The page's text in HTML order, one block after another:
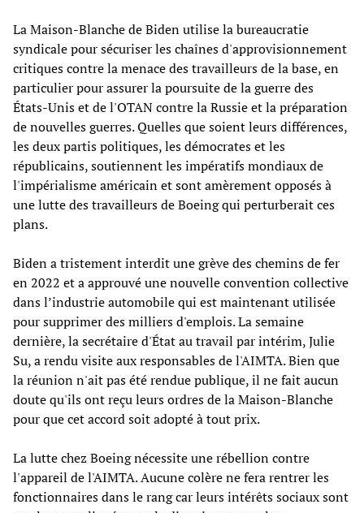
La Maison-Blanche de Biden utilise la bureaucratie
syndicale pour sécuriser les chaînes d'approvisionnement
critiques contre la menace des travailleurs de la base, en
particulier pour assurer la poursuite de la guerre des
États-Unis et de l'OTAN contre la Russie et la préparation
de nouvelles guerres. Quelles que soient leurs différences,
les deux partis politiques, les démocrates et les
républicains, soutiennent les impératifs mondiaux de
l'impérialisme américain et sont amèrement opposés à
une lutte des travailleurs de Boeing qui perturberait ces
plans.
Biden a tristement interdit une grève des chemins de fer
en 2022 et a approuvé une nouvelle convention collective
dans l’industrie automobile qui est maintenant utilisée
pour supprimer des milliers d'emplois. La semaine
dernière, la secrétaire d'État au travail par intérim, Julie
Su, a rendu visite aux responsables de l'AIMTA. Bien que
la réunion n'ait pas été rendue publique, il ne fait aucun
doute qu'ils ont reçu leurs ordres de la Maison-Blanche
pour que cet accord soit adopté à tout prix.
La lutte chez Boeing nécessite une rébellion contre
l'appareil de l'AIMTA. Aucune colère ne fera rentrer les
fonctionnaires dans le rang car leurs intérêts sociaux sont